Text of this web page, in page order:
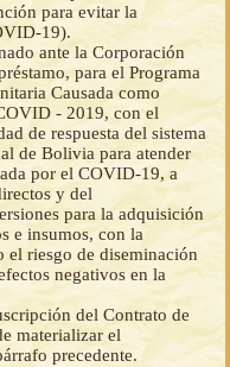
para evitar la
19).
ante la Corporación
para el Programa
Causada como
- 2019, con el
de respuesta del sistema
de Bolivia para atender
por el COVID-19, a
y del
para la adquisición
e insumos, con la
riesgo de diseminación
negativos en la
del Contrato de
materializar el
precedente.